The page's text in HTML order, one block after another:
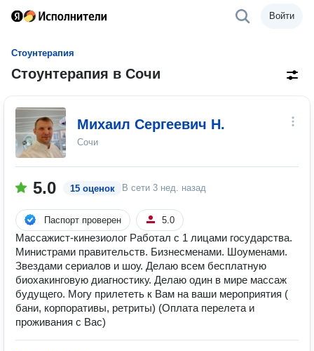
Войти
Стоунтерапия
Стоунтерапия в Сочи
Михаил Сергеевич Н.
Сочи
5.0 15 оценок В сети 3 нед. назад
Паспорт проверен 5.0
Массажист-кинезиолог Работал с 1 лицами государства.
Министрами правительств. Бизнесменами. Шоуменами.
Звездами сериалов и шоу. Делаю всем бесплатную
биохакинговую диагностику. Делаю один в мире массаж
будущего. Могу прилететь к Вам на ваши мероприятия (
бани, корпоративы, ретриты) (Оплата перелета и
проживания с Вас)